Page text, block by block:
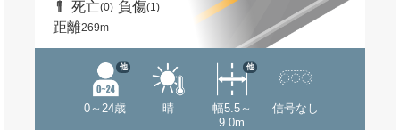
死亡(0) 負傷(1)
距離269m
0～24歳
他
晴
幅5.5～
9.0m
他
信号なし